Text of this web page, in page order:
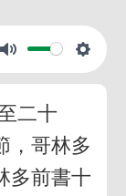
二十
，哥林多
多前書十